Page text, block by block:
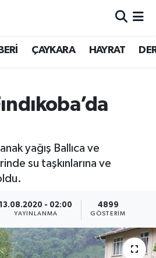
ÇAYKARA HAYRAT
yağış Ballıca ve
su taşkınlarına ve
13.08.2020 - 02:00
YAYINLANMA
4899
GÖSTERIM
Eczaneler
Vakitleri
Haritası
ve Fikstür